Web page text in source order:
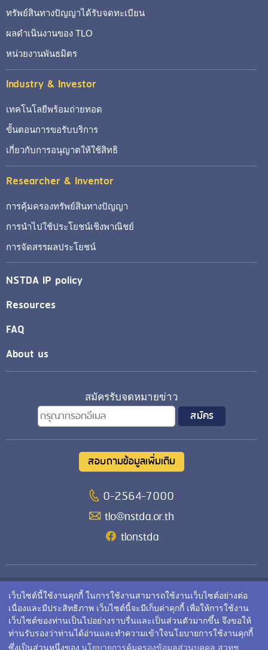
เว็บไซต์นี้ใช้งานคุกกี้ ในการใช้งานสามารถใช้งานเว็บไซต์อย่างต่อ
เนื่องและมีประสิทธิภาพ เว็บไซต์นี้จะมีเก็บค่าคุกกี้ เพื่อให้การใช้งาน
เว็บไซต์ของท่านเป็นไปอย่างราบรื่นและเป็นส่วนตัวมากขึ้น จึงขอให้
ท่านรับรองว่าท่านได้อ่านและทำความเข้าใจนโยบายการใช้งานคุกกี้
ซึ่งเป็นส่วนหนึ่งของ นโยบายการคุ้มครองข้อมูลส่วนบุคคล สวทช.
ทรัพย์สินทางปัญญาได้รับจดทะเบียน
ผลดำเนินงานของ TLO
หน่วยงานพันธมิตร
Industry & Investor
เทคโนโลยีพร้อมถ่ายทอด
ขั้นตอนการขอรับบริการ
เกี่ยวกับการอนุญาตให้ใช้สิทธิ
Researcher & Inventor
การคุ้มครองทรัพย์สินทางปัญญา
การนำไปใช้ประโยชน์เชิงพาณิชย์
การจัดสรรผลประโยชน์
NSTDA IP policy
Resources
FAQ
About us
สมัครรับจดหมายข่าว
สอบถามข้อมูลเพิ่มเติม
0-2564-7000
tlo@nstda.or.th
tlonstda
สำนักงานจัดการสิทธิเทคโนโลยี
สำนักงานพัฒนาวิทยาศาสตร์และเทคโนโลยีแห่งชาติ (สวทช.)
111 อุทยานวิทยาศาสตร์ประเทศไทย ถนนพหลโยธิน ตำบลคลอง
หนึ่ง อำเภอคลองหลวง จังหวัดปทุมธานี 12120